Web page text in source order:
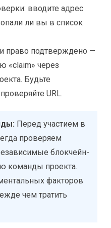
вводите адрес
ли вы в список
право подтверждено —
«claim» через
Будьте
URL.
Перед участием в
проверяем
блокчейн-
команды проекта.
факторов
чем тратить